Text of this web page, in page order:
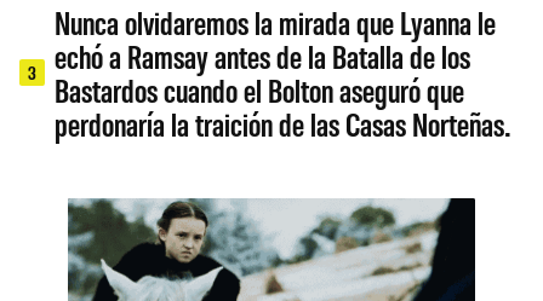
3
Nunca olvidaremos la mirada que Lyanna le
echó a Ramsay antes de la Batalla de los
Bastardos cuando el Bolton aseguró que
perdonaría la traición de las Casas Norteñas.